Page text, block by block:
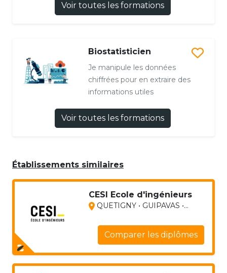
Voir toutes les formations
Biostatisticien
Je manipule les données
chiffrées pour en extraire des
informations utiles
Voir toutes les formations
Établissements similaires
CESI Ecole d'ingénieurs
QUETIGNY • GUIPAVAS •...
Comparer les diplômes